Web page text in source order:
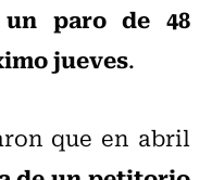
paro de 48
jueves.
que en abril